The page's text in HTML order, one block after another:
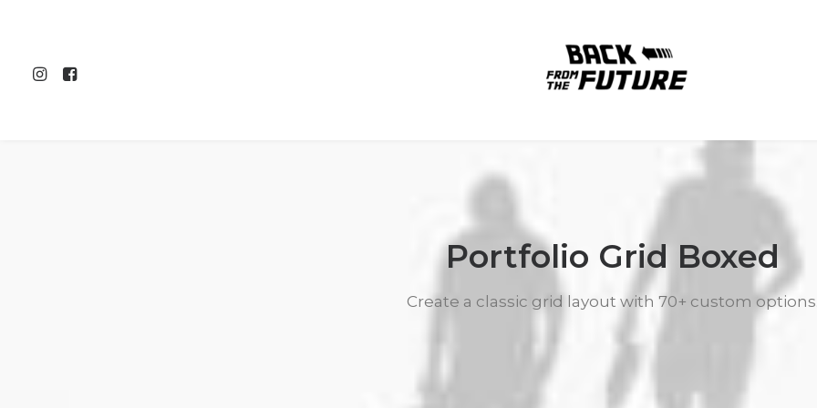
Portfolio Grid Boxed
Create a classic grid layout with 70+ custom